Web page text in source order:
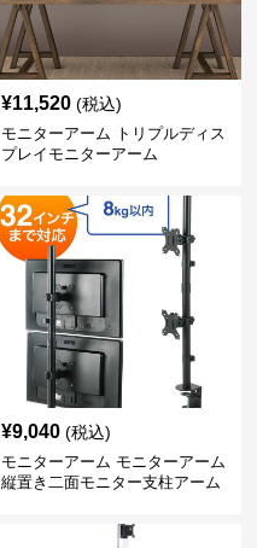
¥11,520 (税込)
モニターアーム トリプルディス
プレイモニターアーム
¥9,040 (税込)
モニターアーム モニターアーム
縦置き二面モニター支柱アーム